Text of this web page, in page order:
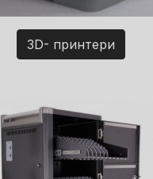
3D- принтери